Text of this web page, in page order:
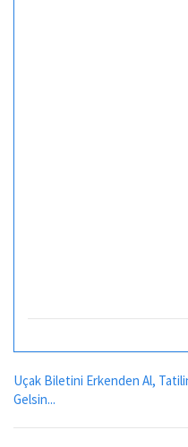
Uçak Biletini Erkenden Al,
Gelsin...